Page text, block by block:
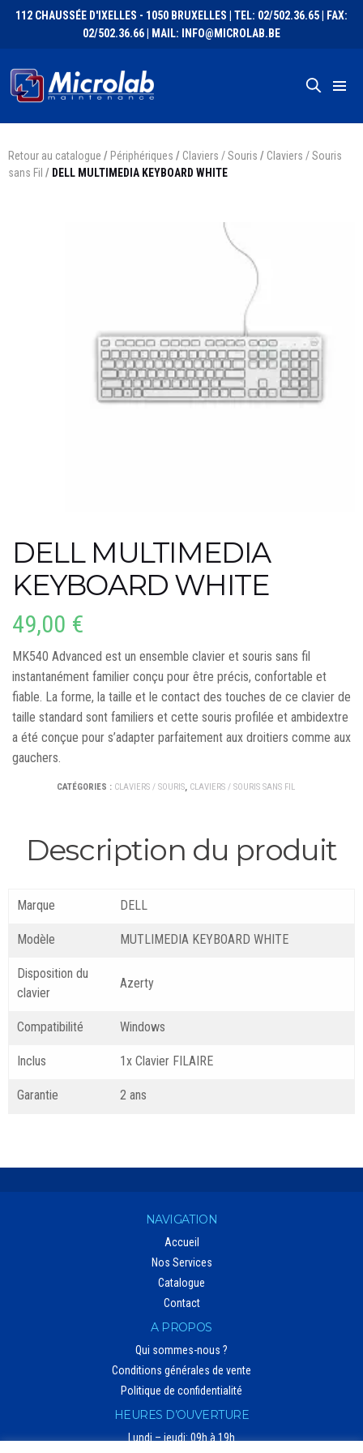
112 CHAUSSÉE D'IXELLES - 1050 BRUXELLES | TEL: 02/502.36.65 | FAX:
02/502.36.66 | MAIL: INFO@MICROLAB.BE
Retour au catalogue / Périphériques / Claviers / Souris / Claviers / Souris
sans Fil / DELL MULTIMEDIA KEYBOARD WHITE
DELL MULTIMEDIA
KEYBOARD WHITE
49,00 €
MK540 Advanced est un ensemble clavier et souris sans fil
instantanément familier conçu pour être précis, confortable et
fiable. La forme, la taille et le contact des touches de ce clavier de
taille standard sont familiers et cette souris profilée et ambidextre
a été conçue pour s’adapter parfaitement aux droitiers comme aux
gauchers.
CATÉGORIES : CLAVIERS / SOURIS, CLAVIERS / SOURIS SANS FIL
Description du produit
Marque DELL
Modèle MUTLIMEDIA KEYBOARD WHITE
Disposition du
clavier
Azerty
Compatibilité Windows
Inclus 1x Clavier FILAIRE
Garantie 2 ans
NAVIGATION
Accueil
Nos Services
Catalogue
Contact
A PROPOS
Qui sommes-nous ?
Conditions générales de vente
Politique de confidentialité
HEURES D’OUVERTURE
Lundi – jeudi: 09h à 19h